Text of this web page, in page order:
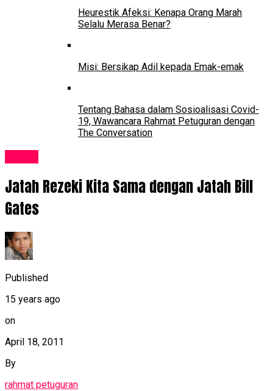
Heurestik Afeksi: Kenapa Orang Marah
Selalu Merasa Benar?
Misi: Bersikap Adil kepada Emak-emak
Tentang Bahasa dalam Sosioalisasi Covid-
19, Wawancara Rahmat Petuguran dengan
The Conversation
Jatah Rezeki Kita Sama dengan Jatah Bill
Gates
Published
15 years ago
on
April 18, 2011
By
rahmat petuguran